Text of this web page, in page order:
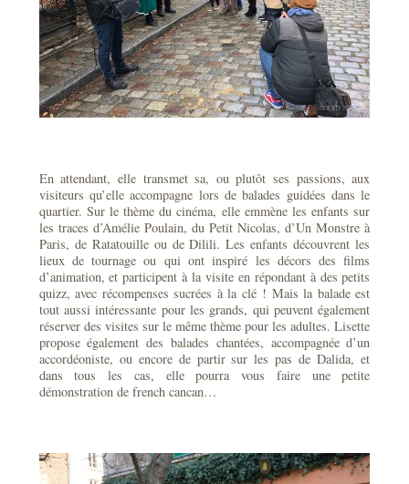
En attendant, elle transmet sa, ou plutôt ses passions, aux
visiteurs qu’elle accompagne lors de balades guidées dans le
quartier. Sur le thème du cinéma, elle emmène les enfants sur
les traces d’Amélie Poulain, du Petit Nicolas, d’Un Monstre à
Paris, de Ratatouille ou de Dilili. Les enfants découvrent les
lieux de tournage ou qui ont inspiré les décors des films
d’animation, et participent à la visite en répondant à des petits
quizz, avec récompenses sucrées à la clé ! Mais la balade est
tout aussi intéressante pour les grands, qui peuvent également
réserver des visites sur le même thème pour les adultes. Lisette
propose également des balades chantées, accompagnée d’un
accordéoniste, ou encore de partir sur les pas de Dalida, et
dans tous les cas, elle pourra vous faire une petite
démonstration de french cancan…